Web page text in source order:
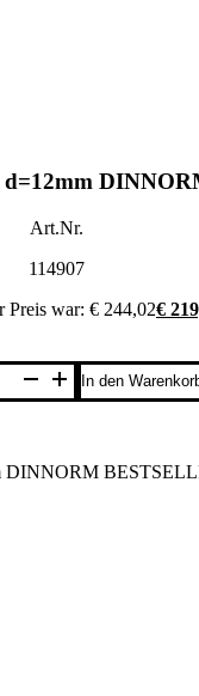
d=12mm
Art.Nr.
114907
Preis war: € 244,02€
In den
DINNORM